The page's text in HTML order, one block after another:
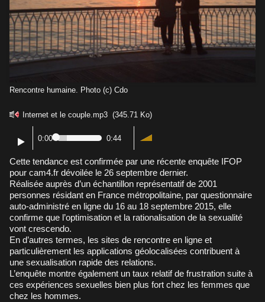
Rencontre humaine. Photo (c) Cdo
Internet et le couple.mp3 (345.71 Ko)
0:00 0:44
Cette tendance est confirmée par une récente enquête IFOP
pour cam4.fr dévoilée le 26 septembre dernier.
Réalisée auprès d’un échantillon représentatif de 2001
personnes résidant en France métropolitaine, par questionnaire
auto-administré en ligne du 16 au 18 septembre 2015, elle
confirme que l’optimisation et la rationalisation de la sexualité
vont crescendo.
En d’autres termes, les sites de rencontre en ligne et
particulièrement les applications géolocalisées contribuent à
une sexualisation rapide des relations.
L’enquête montre également un taux relatif de frustration suite à
ces expériences sexuelles bien plus fort chez les femmes que
chez les hommes.